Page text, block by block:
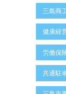
三島商
健康経
労働保
共通駐